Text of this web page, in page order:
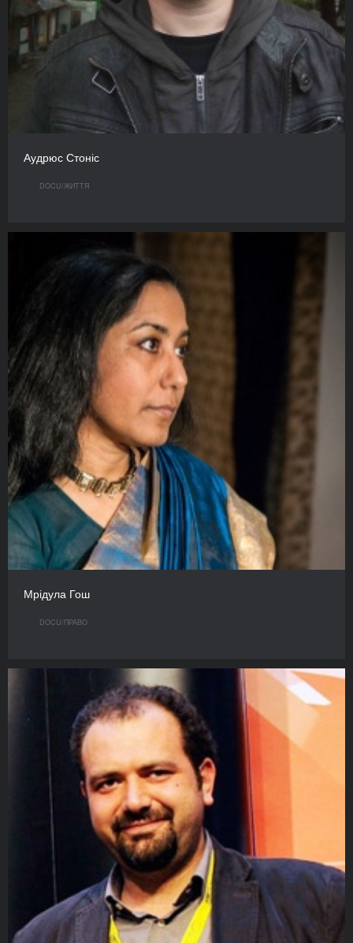
Аудрюс Стоніс
DOCU/ЖИТТЯ
Мрідула Гош
DOCU/ПРАВО